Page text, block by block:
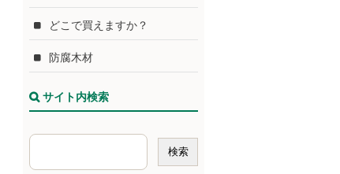
どこで買えますか？
防腐木材
サイト内検索